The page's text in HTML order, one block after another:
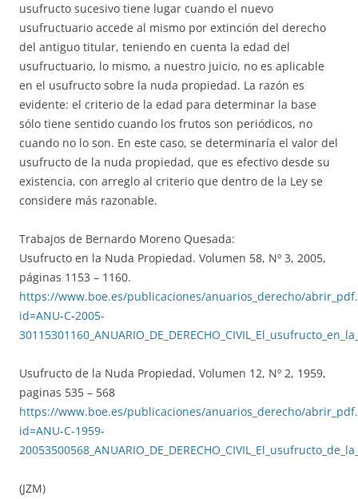
usufructo sucesivo tiene lugar cuando el nuevo
usufructuario accede al mismo por extinción del derecho
del antiguo titular, teniendo en cuenta la edad del
usufructuario, lo mismo, a nuestro juicio, no es aplicable
en el usufructo sobre la nuda propiedad. La razón es
evidente: el criterio de la edad para determinar la base
sólo tiene sentido cuando los frutos son periódicos, no
cuando no lo son. En este caso, se determinaría el valor del
usufructo de la nuda propiedad, que es efectivo desde su
existencia, con arreglo al criterio que dentro de la Ley se
considere más razonable.
Trabajos de Bernardo Moreno Quesada:
Usufructo en la Nuda Propiedad. Volumen 58, Nº 3, 2005,
páginas 1153 – 1160.
https://www.boe.es/publicaciones/anuarios_derecho/
id=ANU-C-2005-
Usufructo de la Nuda Propiedad, Volumen 12, Nº 2, 1959,
paginas 535 – 568
https://www.boe.es/publicaciones/anuarios_derecho/
id=ANU-C-1959-
(JZM)